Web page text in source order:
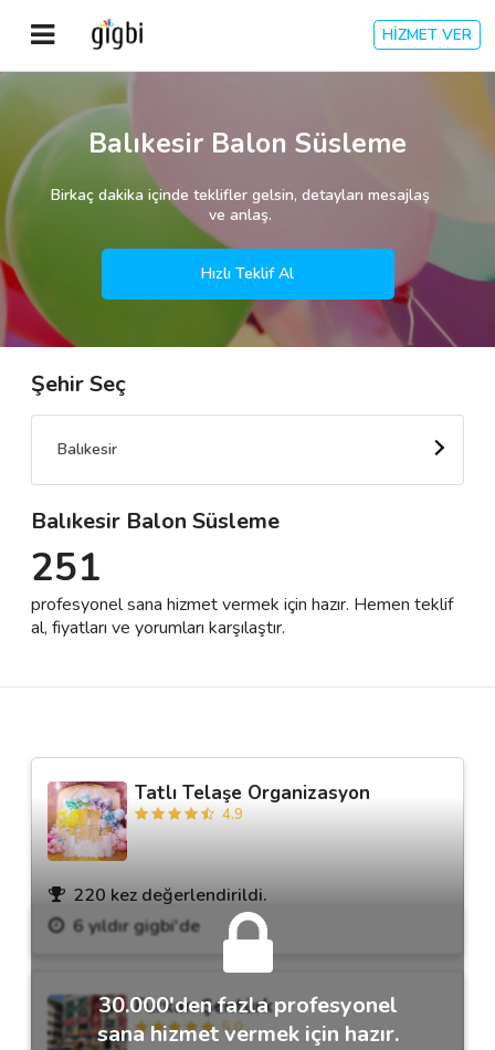
HİZMET VER
Anasayfa
Giriş Yap
Kategoriler
🎈 Biz Kimiz?
🌟 Müşteri Değerlendirmeleri
Destek
İletişim
Balıkesir Balon Süsleme
Birkaç dakika içinde teklifler gelsin, detayları mesajlaş
ve anlaş.
Hızlı Teklif Al
Şehir Seç
Balıkesir
Balıkesir Balon Süsleme
251
profesyonel sana hizmet vermek için hazır. Hemen teklif
al, fiyatları ve yorumları karşılaştır.
Tatlı Telaşe Organizasyon
4.9
220 kez değerlendirildi.
6 yıldır gigbi'de
Furkan Şentürk
5.0
30.000'den fazla profesyonel
sana hizmet vermek için hazır.